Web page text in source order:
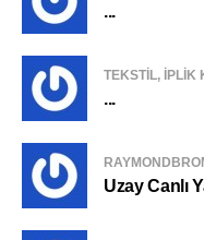
...
TEKSTIL, IPLIK
...
Uzay Canlı